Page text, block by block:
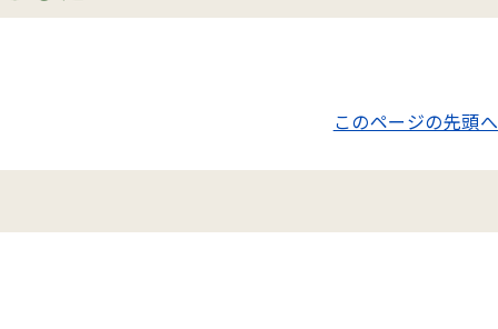
このページの先頭へ